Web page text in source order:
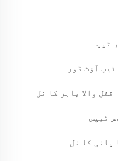
ٹیپ
ٹیپ آؤٹ ڈور
قفل والا باہر کا نل
ٹیپس
پانی کا نل